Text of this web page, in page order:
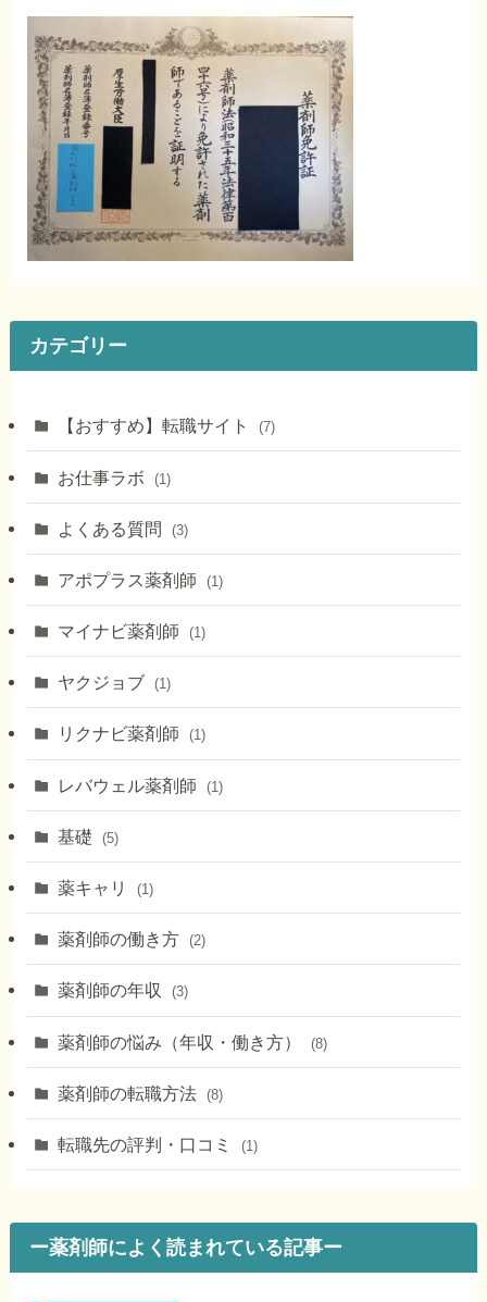
カテゴリー
【おすすめ】転職サイト (7)
お仕事ラボ (1)
よくある質問 (3)
アポプラス薬剤師 (1)
マイナビ薬剤師 (1)
ヤクジョブ (1)
リクナビ薬剤師 (1)
レバウェル薬剤師 (1)
基礎 (5)
薬キャリ (1)
薬剤師の働き方 (2)
薬剤師の年収 (3)
薬剤師の悩み（年収・働き方） (8)
薬剤師の転職方法 (8)
転職先の評判・口コミ (1)
ー薬剤師によく読まれている記事ー